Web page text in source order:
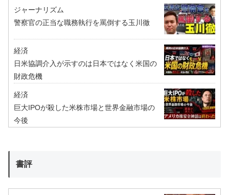
ジャーナリズム
警察官の正当な職務執行を罵倒する玉川徹
経済
日米協調介入が示すのは日本ではなく米国の
財政危機
経済
巨大IPOが殺した米株市場と世界金融市場の
今後
書評